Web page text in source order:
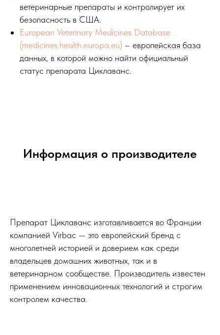
ветеринарные препараты и контролирует их
безопасность в США.
European Veterinary Medicines Database
(medicines.health.europa.eu) – европейская база
данных, в которой можно найти официальный
статус препарата Циклаванс.
Информация о производителе
Препарат Циклаванс изготавливается во Франции
компанией Virbac — это европейский бренд с
многолетней историей и доверием как среди
владельцев домашних животных, так и в
ветеринарном сообществе. Производитель известен
применением инновационных технологий и строгим
контролем качества.